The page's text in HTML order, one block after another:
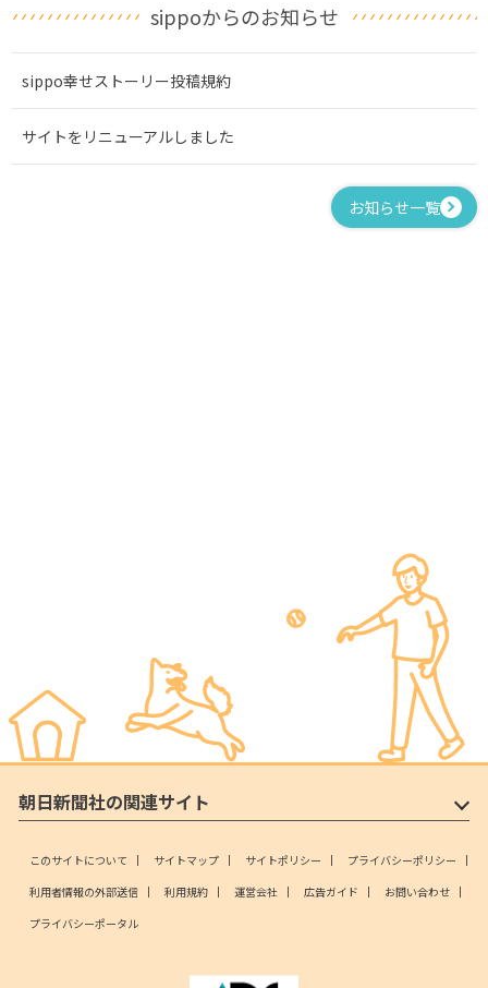
sippoからのお知らせ
sippo幸せストーリー投稿規約
サイトをリニューアルしました
お知らせ一覧
朝日新聞社の関連サイト
このサイトについて サイトマップ サイトポリシー
プライバシーポリシー
利用者情報の外部送信
利用規約 運営会社 広告ガイド
お問い合わせ
プライバシーポータル